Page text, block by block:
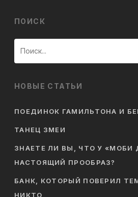
ПОИСК
НОВЫЕ СТАТЬИ
ПОЕДИНОК ГАМИЛЬТОНА И
ТАНЕЦ ЗМЕИ
ЗНАЕТЕ ЛИ ВЫ, ЧТО У «МОБИ
НАСТОЯЩИЙ ПРООБРАЗ?
БАНК, КОТОРЫЙ ПОВЕРИЛ
НИКТО